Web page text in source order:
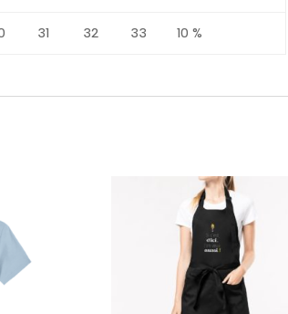
31 32 33 10 %